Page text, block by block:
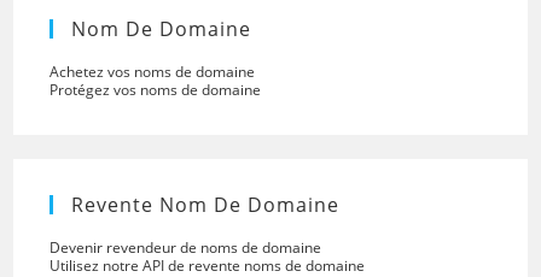
Nom De Domaine
Achetez vos noms de domaine
Protégez vos noms de domaine
Revente Nom De Domaine
Devenir revendeur de noms de domaine
Utilisez notre API de revente noms de domaine